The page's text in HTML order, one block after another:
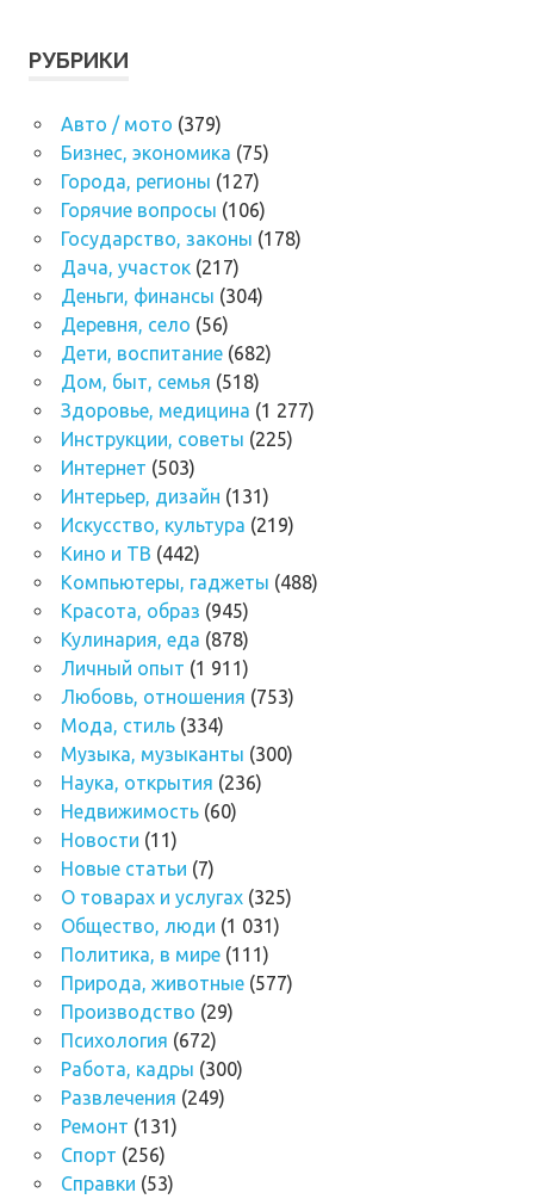
РУБРИКИ
Авто / мото (379)
Бизнес, экономика (75)
Города, регионы (127)
Горячие вопросы (106)
Государство, законы (178)
Дача, участок(217)
Деньги, финансы (304)
Деревня, село (56)
Дети, воспитание(682)
Дом, быт, семья (518)
Здоровье, медицина (1 277)
Инструкции, советы (225)
Интернет (503)
Интерьер, дизайн (131)
Искусство, культура (219)
Кино и ТВ (442)
Компьютеры, гаджеты (488)
Красота, образ (945)
Кулинария, еда (878)
Личный опыт (1 911)
Любовь, отношения (753)
Мода, стиль(334)
Музыка, музыканты (300)
Наука, открытия (236)
Недвижимость(60)
Новости (11)
Новые статьи (7)
О товарах и услугах(325)
Общество, люди (1 031)
Политика, в мире(111)
Природа, животные(577)
Производство (29)
Психология (672)
Работа, кадры (300)
Развлечения (249)
Ремонт (131)
Спорт (256)
Справки (53)